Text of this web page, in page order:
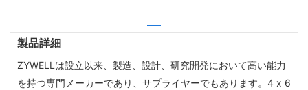
製品詳細
ZYWELLは設立以来、製造、設計、研究開発において高い能力
を持つ専門メーカーであり、サプライヤーでもあります。4 x 6